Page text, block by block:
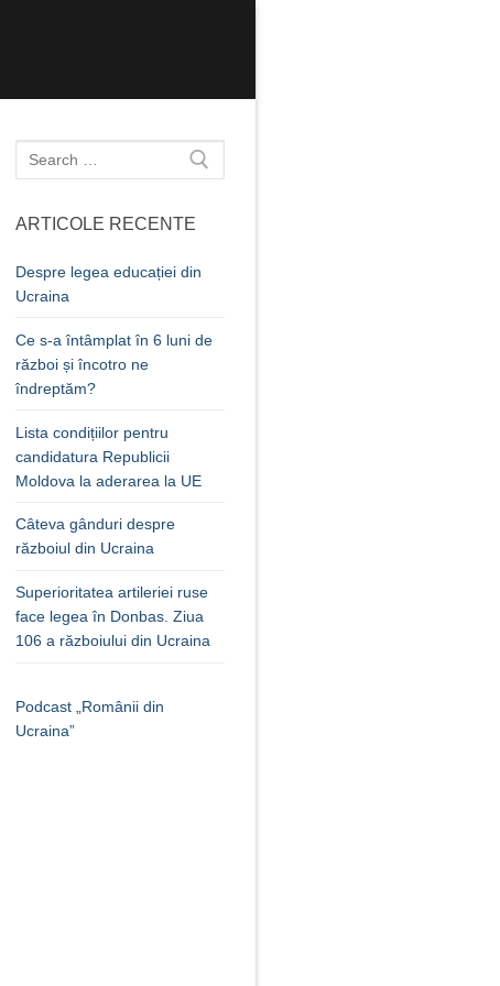
Caută
după:
ARTICOLE RECENTE
Despre legea educației din
Ucraina
Ce s-a întâmplat în 6 luni de
război și încotro ne
îndreptăm?
Lista condițiilor pentru
candidatura Republicii
Moldova la aderarea la UE
Câteva gânduri despre
războiul din Ucraina
Superioritatea artileriei ruse
face legea în Donbas. Ziua
106 a războiului din Ucraina
Podcast „Românii din
Ucraina”